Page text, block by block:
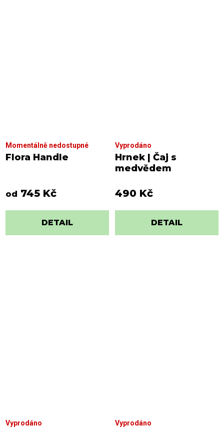
Flora Handle
Momentálně nedostupné
od 745 Kč
DETAIL
Hrnek | Čaj s
medvědem
Vyprodáno
490 Kč
DETAIL
Vyprodáno Vyprodáno